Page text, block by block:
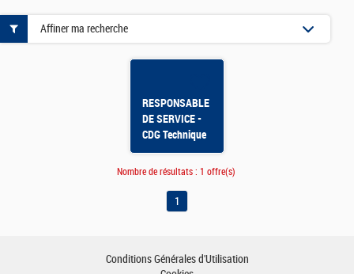
RESPONSABLE
DE SERVICE -
CDG Technique
F/H
Affiner ma recherche
Nombre de résultats : 1 offre(s)
1
Conditions Générales d'Utilisation